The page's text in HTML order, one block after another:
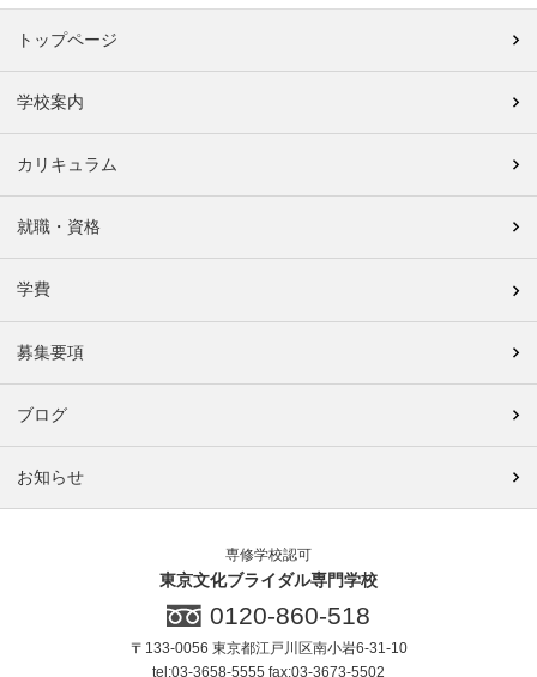
トップページ
学校案内
カリキュラム
就職・資格
学費
募集要項
ブログ
お知らせ
専修学校認可
東京文化ブライダル専門学校
0120-860-518
〒133-0056 東京都江戸川区南小岩6-31-10
tel:03-3658-5555 fax:03-3673-5502